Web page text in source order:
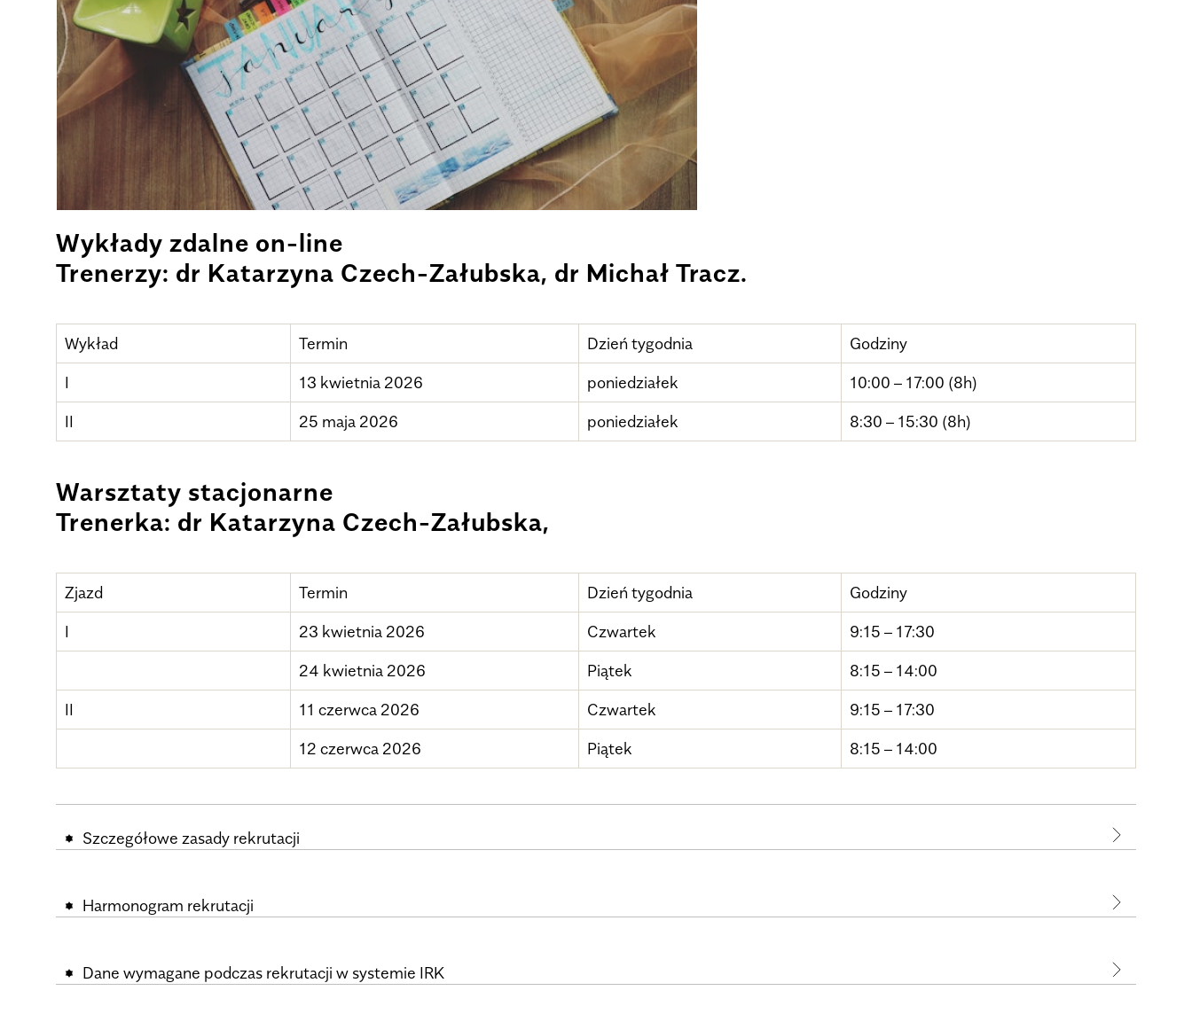
Wykłady zdalne on-line
Trenerzy: dr Katarzyna Czech-Załubska, dr Michał Tracz.
Wykład Termin Dzień tygodnia Godziny
I 13 kwietnia 2026 poniedziałek 10:00 – 17:00 (8h)
II 25 maja 2026 poniedziałek 8:30 – 15:30 (8h)
Warsztaty stacjonarne
Trenerka: dr Katarzyna Czech-Załubska,
Zjazd Termin Dzień tygodnia Godziny
I 23 kwietnia 2026 Czwartek 9:15 – 17:30
24 kwietnia 2026 Piątek 8:15 – 14:00
II 11 czerwca 2026 Czwartek 9:15 – 17:30
12 czerwca 2026 Piątek 8:15 – 14:00
Szczegółowe zasady rekrutacji
Harmonogram rekrutacji
Dane wymagane podczas rekrutacji w systemie IRK